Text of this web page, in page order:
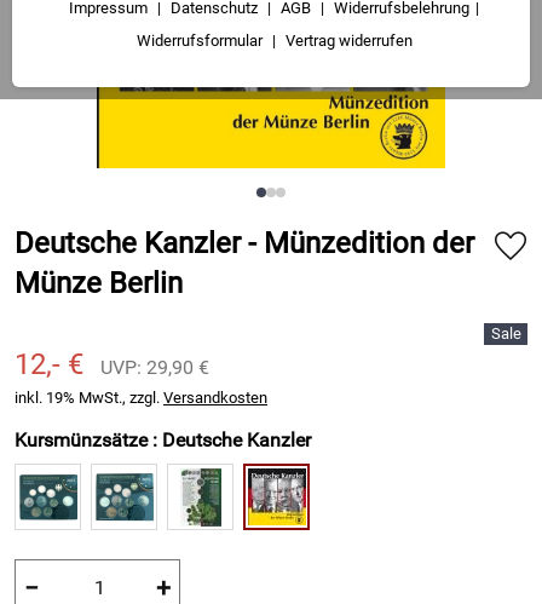
Impressum Datenschutz AGB
Widerrufsbelehrung
Widerrufsformular
Vertrag widerrufen
Besuchen Sie uns
Karriere
Deutsche Kanzler - Münzedition der
Münze Berlin
12,- € UVP: 29,90 €
inkl. 19% MwSt., zzgl. Versandkosten
Kursmünzsätze : Deutsche Kanzler
− +